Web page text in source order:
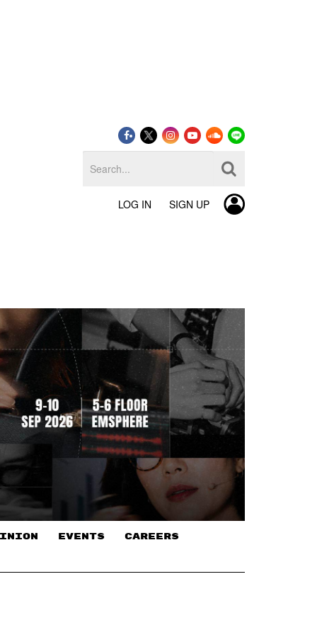
LOG IN SIGN UP
EVENTS CAREERS